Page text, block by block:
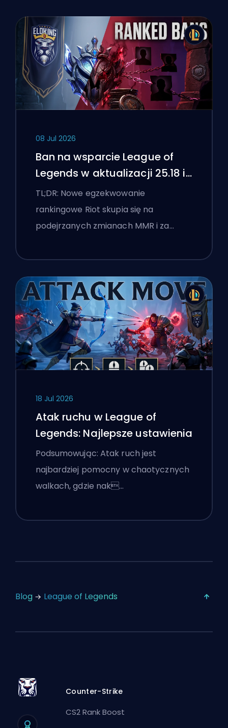
08 Jul 2026
Ban na wsparcie League of
Legends w aktualizacji 25.18 i
flagi boostingu
TL;DR: Nowe egzekwowanie
rankingowe Riot skupia się na
podejrzanych zmianach MMR i za…
18 Jul 2026
Atak ruchu w League of
Legends: Najlepsze ustawienia
Podsumowując: Atak ruch jest
najbardziej pomocny w chaotycznych
walkach, gdzie nak…
Blog League of Legends
Counter-Strike
CS2 Rank Boost